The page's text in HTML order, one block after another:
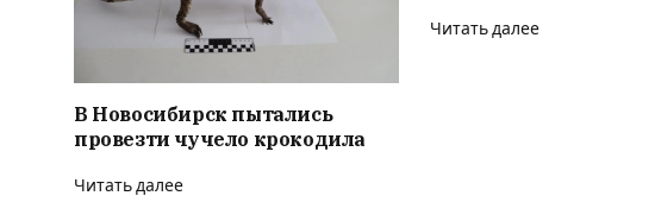
В Новосибирск пытались
провезти чучело крокодила
Читать далее
Читать далее